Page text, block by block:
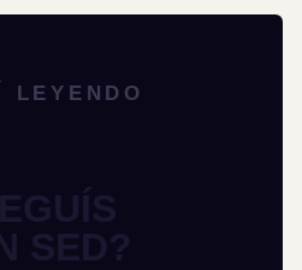
LEYENDO
SED?